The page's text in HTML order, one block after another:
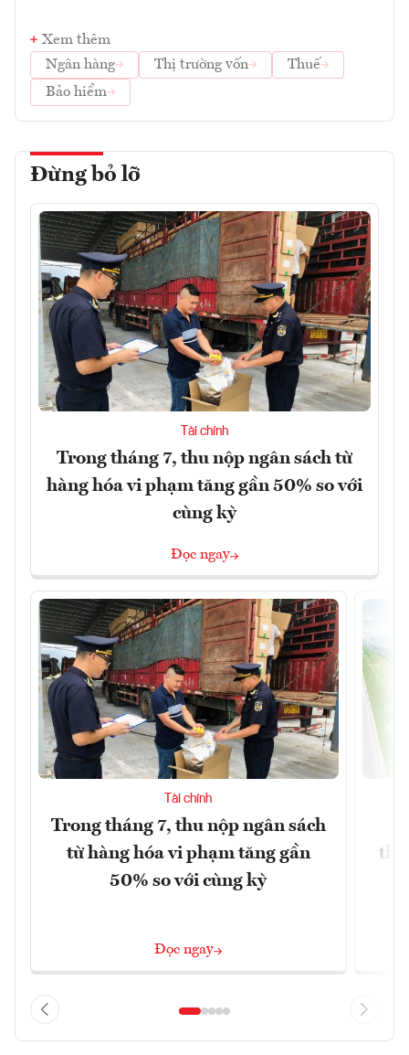
Xem thêm
Ngân hàng
Thị trường vốn
Thuế
Bảo hiểm
Đừng bỏ lỡ
Tài chính
Trong tháng 7, thu nộp ngân sách từ
hàng hóa vi phạm tăng gần 50% so với
cùng kỳ
Đọc ngay
Tài chính
Trong tháng 7, thu nộp ngân sách
từ hàng hóa vi phạm tăng gần
50% so với cùng kỳ
Đọc ngay